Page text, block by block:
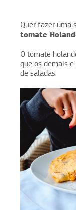
Quer fazer uma
tomate
O tomate
que os demais
de saladas.